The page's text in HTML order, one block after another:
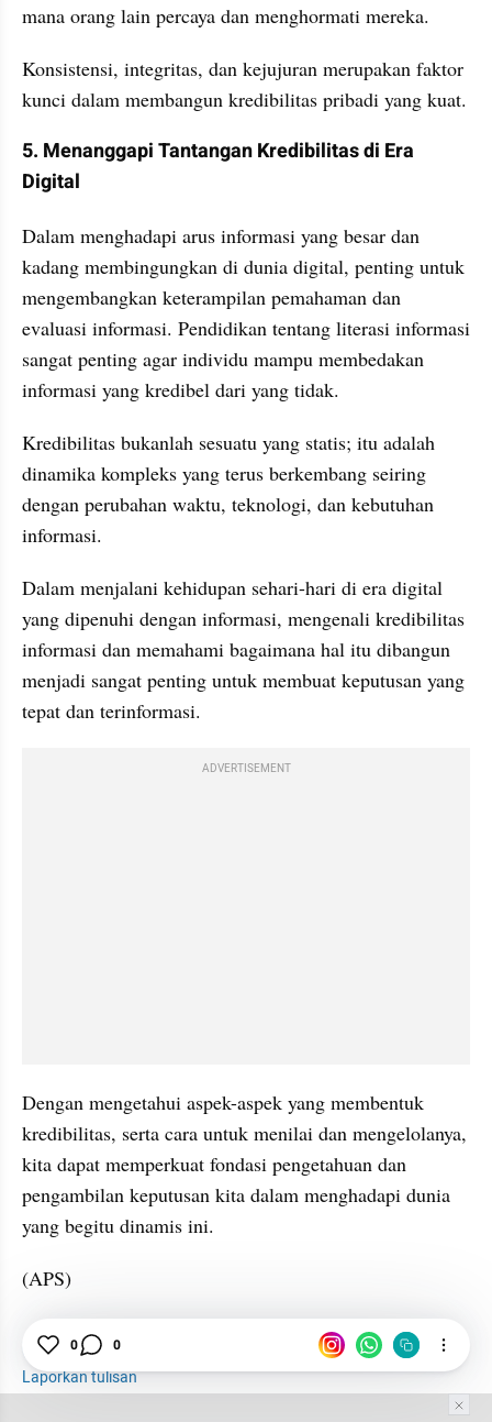
mana orang lain percaya dan menghormati mereka.
Konsistensi, integritas, dan kejujuran merupakan faktor
kunci dalam membangun kredibilitas pribadi yang kuat.
5. Menanggapi Tantangan Kredibilitas di Era
Digital
Dalam menghadapi arus informasi yang besar dan
kadang membingungkan di dunia digital, penting untuk
mengembangkan keterampilan pemahaman dan
evaluasi informasi. Pendidikan tentang literasi informasi
sangat penting agar individu mampu membedakan
informasi yang kredibel dari yang tidak.
Kredibilitas bukanlah sesuatu yang statis; itu adalah
dinamika kompleks yang terus berkembang seiring
dengan perubahan waktu, teknologi, dan kebutuhan
informasi.
Dalam menjalani kehidupan sehari-hari di era digital
yang dipenuhi dengan informasi, mengenali kredibilitas
informasi dan memahami bagaimana hal itu dibangun
menjadi sangat penting untuk membuat keputusan yang
tepat dan terinformasi.
ADVERTISEMENT
Dengan mengetahui aspek-aspek yang membentuk
kredibilitas, serta cara untuk menilai dan mengelolanya,
kita dapat memperkuat fondasi pengetahuan dan
pengambilan keputusan kita dalam menghadapi dunia
yang begitu dinamis ini.
(APS)
Istilah Online
Laporkan tulisan
0 0